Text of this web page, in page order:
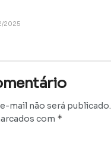
2025
mail não será publicado.
com *